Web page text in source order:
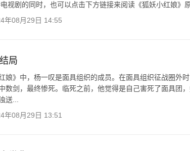
视剧的同时，也可以点击下方链接来阅读《狐妖小红娘》
年08月29日 14:55
局
娘》中，杨一叹是面具组织的成员。在面具组织征战圈外
数剑，最终惨死。临死之前，他觉得是自己害死了面具团
送...
年08月29日 13:51